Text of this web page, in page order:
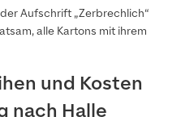
Aufschrift „Zerbrechlich“
alle Kartons mit ihrem
und Kosten
nach Halle